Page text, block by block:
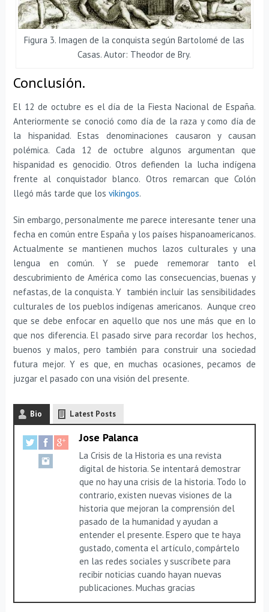
Figura 3. Imagen de la conquista según Bartolomé de las
Casas. Autor: Theodor de Bry.
Conclusión.
El 12 de octubre es el día de la Fiesta Nacional de España.
Anteriormente se conoció como día de la raza y como día de
la hispanidad. Estas denominaciones causaron y causan
polémica. Cada 12 de octubre algunos argumentan que
hispanidad es genocidio. Otros defienden la lucha indígena
frente al conquistador blanco. Otros remarcan que Colón
llegó más tarde que los vikingos.
Sin embargo, personalmente me parece interesante tener una
fecha en común entre España y los países hispanoamericanos.
Actualmente se mantienen muchos lazos culturales y una
lengua en común. Y se puede rememorar tanto el
descubrimiento de América como las consecuencias, buenas y
nefastas, de la conquista. Y también incluir las sensibilidades
culturales de los pueblos indígenas americanos. Aunque creo
que se debe enfocar en aquello que nos une más que en lo
que nos diferencia. El pasado sirve para recordar los hechos,
buenos y malos, pero también para construir una sociedad
futura mejor. Y es que, en muchas ocasiones, pecamos de
juzgar el pasado con una visión del presente.
Bio Latest Posts
Jose Palanca
La Crisis de la Historia es una revista
digital de historia. Se intentará demostrar
que no hay una crisis de la historia. Todo lo
contrario, existen nuevas visiones de la
historia que mejoran la comprensión del
pasado de la humanidad y ayudan a
entender el presente. Espero que te haya
gustado, comenta el artículo, compártelo
en las redes sociales y suscríbete para
recibir noticias cuando hayan nuevas
publicaciones. Muchas gracias